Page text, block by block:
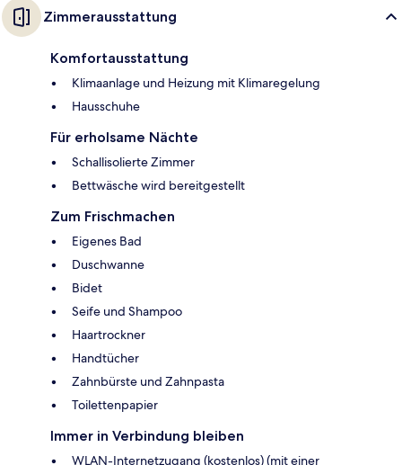
Zimmerausstattung
Komfortausstattung
Klimaanlage und Heizung mit Klimaregelung
Hausschuhe
Für erholsame Nächte
Schallisolierte Zimmer
Bettwäsche wird bereitgestellt
Zum Frischmachen
Eigenes Bad
Duschwanne
Bidet
Seife und Shampoo
Haartrockner
Handtücher
Zahnbürste und Zahnpasta
Toilettenpapier
Immer in Verbindung bleiben
WLAN-Internetzugang (kostenlos) (mit einer